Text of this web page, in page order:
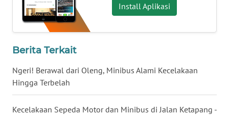
Install Aplikasi
Berita Terkait
Ngeri! Berawal dari Oleng, Minibus Alami Kecelakaan
Hingga Terbelah
Kecelakaan Sepeda Motor dan Minibus di Jalan Ketapang -
WN
WN
SULTENG
WN
SULBAR